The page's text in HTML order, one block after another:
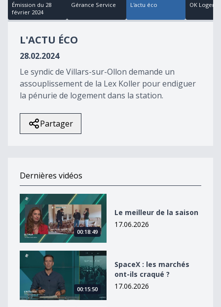
41
minutes,
27
Émission du 28
février 2024
Gérance Service L'actu éco OK
L'ACTU ÉCO
28.02.2024
Le syndic de Villars-sur-Ollon demande un
assouplissement de la Lex Koller pour endiguer
la pénurie de logement dans la station.
Partager
Dernières vidéos
Le meilleur de la saison
00:18:49
Le meilleur de la saison
17.06.2026
SpaceX : les marchés ont-ils craqué ?
00:15:50
SpaceX : les marchés
ont-ils craqué ?
17.06.2026